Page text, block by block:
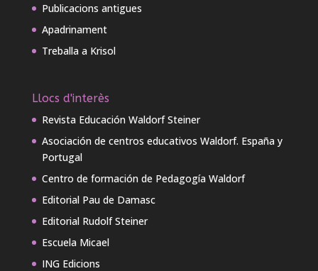
Publicacions antigues
Apadrinament
Treballa a Krisol
Llocs d'interès
Revista Educación Waldorf Steiner
Asociación de centros educativos Waldorf. España y
Portugal
Centro de formación de Pedagogía Waldorf
Editorial Pau de Damasc
Editorial Rudolf Steiner
Escuela Micael
ING Edicions